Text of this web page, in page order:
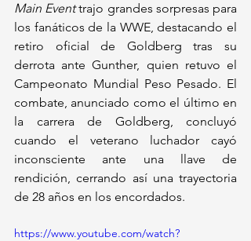
Main Event trajo grandes sorpresas para
los fanáticos de la WWE, destacando el
retiro oficial de Goldberg tras su
derrota ante Gunther, quien retuvo el
Campeonato Mundial Peso Pesado. El
combate, anunciado como el último en
la carrera de Goldberg, concluyó
cuando el veterano luchador cayó
inconsciente ante una llave de
rendición, cerrando así una trayectoria
de 28 años en los encordados.
https://www.youtube.com/watch?